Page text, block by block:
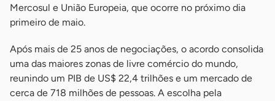
Mercosul e União Europeia, que ocorre no próximo dia
primeiro de maio.
Após mais de 25 anos de negociações, o acordo consolida
uma das maiores zonas de livre comércio do mundo,
reunindo um PIB de US$ 22,4 trilhões e um mercado de
cerca de 718 milhões de pessoas. A escolha pela